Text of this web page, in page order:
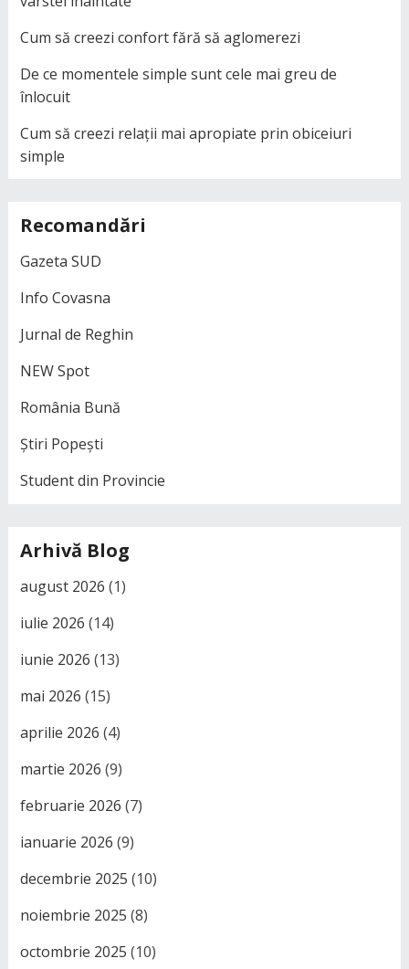
Cum să creezi confort fără să aglomerezi
De ce momentele simple sunt cele mai greu de
înlocuit
Cum să creezi relații mai apropiate prin obiceiuri
simple
Recomandări
Gazeta SUD
Info Covasna
Jurnal de Reghin
NEW Spot
România Bună
Știri Popești
Student din Provincie
Arhivă Blog
august 2026 (1)
iulie 2026 (14)
iunie 2026 (13)
mai 2026 (15)
aprilie 2026 (4)
martie 2026 (9)
februarie 2026 (7)
ianuarie 2026 (9)
decembrie 2025 (10)
noiembrie 2025 (8)
octombrie 2025 (10)